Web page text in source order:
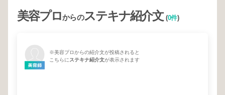
美容プロからのステキナ紹介文(0件)
※美容プロからの紹介文が投稿されると
こちらにステキナ紹介文が表示されます